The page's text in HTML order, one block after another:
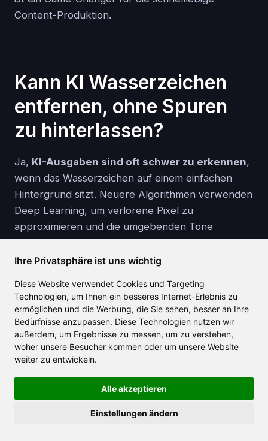
Ihre Privatsphäre ist uns wichtig
Diese Website verwendet Cookies und Targeting
Technologien, um Ihnen ein besseres Internet-Erlebnis zu
ermöglichen und die Werbung, die Sie sehen, besser an Ihre
Bedürfnisse anzupassen. Diese Technologien nutzen wir
außerdem, um Ergebnisse zu messen, um zu verstehen,
woher unsere Besucher kommen oder um unsere Website
weiter zu entwickeln.
Alle akzeptieren
Einstellungen ändern
Content-Produktion.
Kann KI Wasserzeichen
entfernen, ohne Spuren
zu hinterlassen?
Ja, KI-Ausgaben sind oft schwer zu erkennen,
wenn das Wasserzeichen auf einem einfachen
Hintergrund sitzt. Neuere Algorithmen verwenden
Deep Learning, um verlorene Pixel zu
approximieren und die umgebenden Töne
anzupassen, wodurch ein nahtloses Finish
entsteht.
Aber wenn das Wasserzeichen über einem
Gesicht, einem detaillierten Objekt oder
dynamischen Videoframes liegt, könnten selbst die
besten Tools subtile Hinweise hinterlassen.
Deshalb ist es klug, immer ein Backup zu behalten